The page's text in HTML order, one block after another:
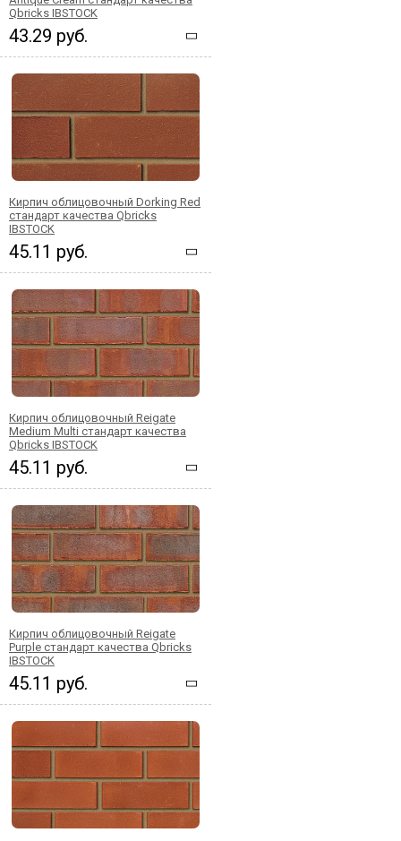
Qbricks IBSTOCK
43.29 руб.
Кирпич облицовочный Dorking Red
стандарт качества Qbricks
IBSTOCK
45.11 руб.
Кирпич облицовочный Reigate
Medium Multi стандарт качества
Qbricks IBSTOCK
45.11 руб.
Кирпич облицовочный Reigate
Purple стандарт качества Qbricks
IBSTOCK
45.11 руб.